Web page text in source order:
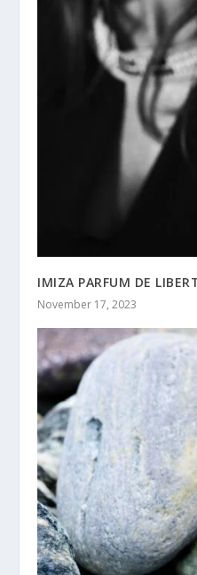
IMIZA PARFUM DE
November 17, 2023